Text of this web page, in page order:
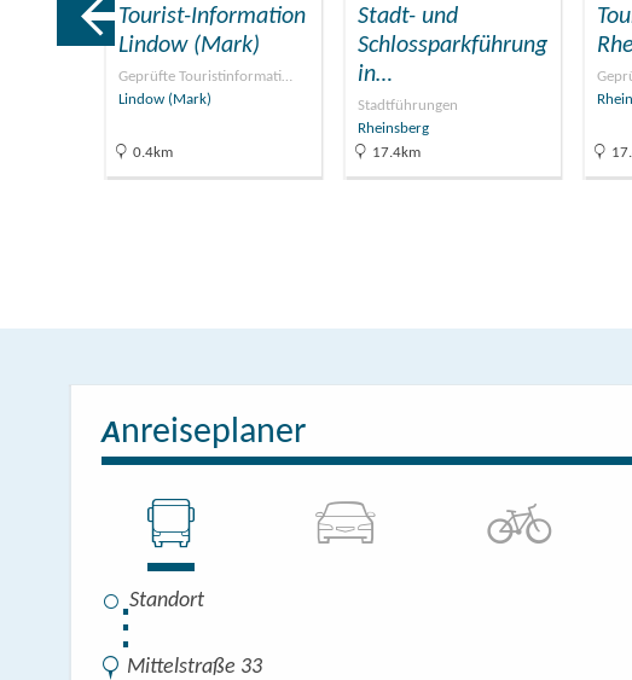
Tourist-Information
Lindow (Mark)
Geprüfte Touristinformati…
Lindow (Mark)
0.4km
Stadt- und
Schlossparkführung
in…
Stadtführungen
Rheinsberg
17.4km
Anreiseplaner
⋮
Mittelstraße 33